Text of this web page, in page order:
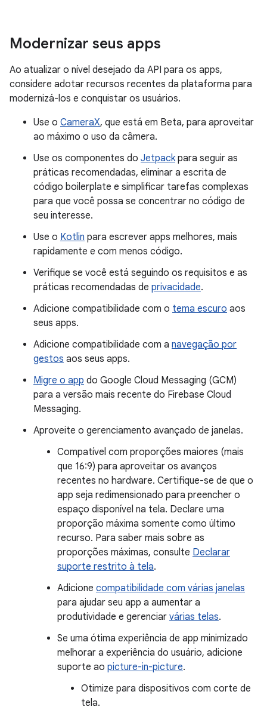
Modernizar seus apps
Ao atualizar o nível desejado da API para os apps,
considere adotar recursos recentes da plataforma para
modernizá-los e conquistar os usuários.
Use o CameraX, que está em Beta, para aproveitar
ao máximo o uso da câmera.
Use os componentes do Jetpackpara seguir as
práticas recomendadas, eliminar a escrita de
código boilerplate e simplificar tarefas complexas
para que você possa se concentrar no código de
seu interesse.
Use o Kotlin para escrever apps melhores, mais
rapidamente e com menos código.
Verifique se você está seguindo os requisitos e as
práticas recomendadas de privacidade.
Adicione compatibilidade com o tema escuro aos
seus apps.
Adicione compatibilidade com a navegação por
gestos aos seus apps.
Migre o app do Google Cloud Messaging (GCM)
para a versão mais recente do Firebase Cloud
Messaging.
Aproveite o gerenciamento avançado de janelas.
Compatível com proporções maiores (mais
que 16:9) para aproveitar os avanços
recentes no hardware. Certifique-se de que o
app seja redimensionado para preencher o
espaço disponível na tela. Declare uma
proporção máxima somente como último
recurso. Para saber mais sobre as
proporções máximas, consulte Declarar
suporte restrito à tela.
Adicione compatibilidade com várias janelas
para ajudar seu app a aumentar a
produtividade e gerenciar várias telas.
Se uma ótima experiência de app minimizado
melhorar a experiência do usuário, adicione
suporte ao picture-in-picture.
Otimize para dispositivos com corte de
tela.